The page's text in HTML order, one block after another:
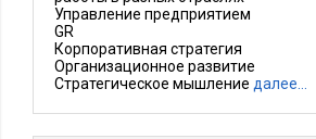
Управление предприятием
GR
Корпоративная стратегия
Организационное развитие
Стратегическое мышление далее…